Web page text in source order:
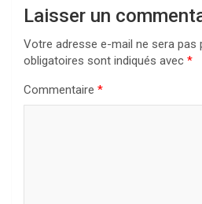
Laisser un
Votre adresse e-mail ne sera pas
obligatoires sont indiqués avec *
Commentaire *